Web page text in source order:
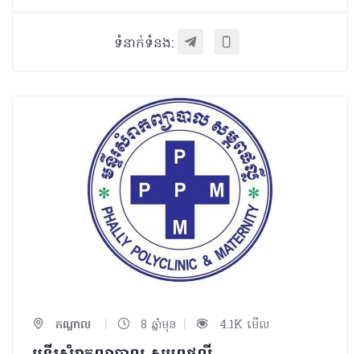
ទំនាក់ទំនង:
កណ្ដាល | 8 ឆ្នាំមុន | 4.1K មើល